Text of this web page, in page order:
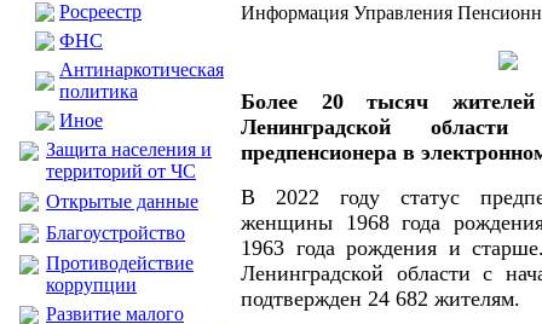
Росреестр
ФНС
Антинаркотическая
политика
Иное
Защита населения и
территорий от ЧС
Открытые данные
Благоустройство
Противодействие
коррупции
Развитие малого
Информация Управления
Более 20 тысяч жителей
Ленинградской области
предпенсионера в
В 2022 году статус
женщины 1968 года
1963 года рождения и
Ленинградской области с
подтвержден 24 682 жителям.